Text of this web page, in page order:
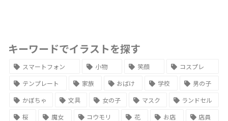
キーワードでイラストを探す
スマートフォン 小物 笑顔
コスプレ
テンプレート
家族 おばけ 学校
男の子
かぼちゃ
文具 女の子 マスク
ランドセル
桜
魔女 コウモリ 花 お店 店員